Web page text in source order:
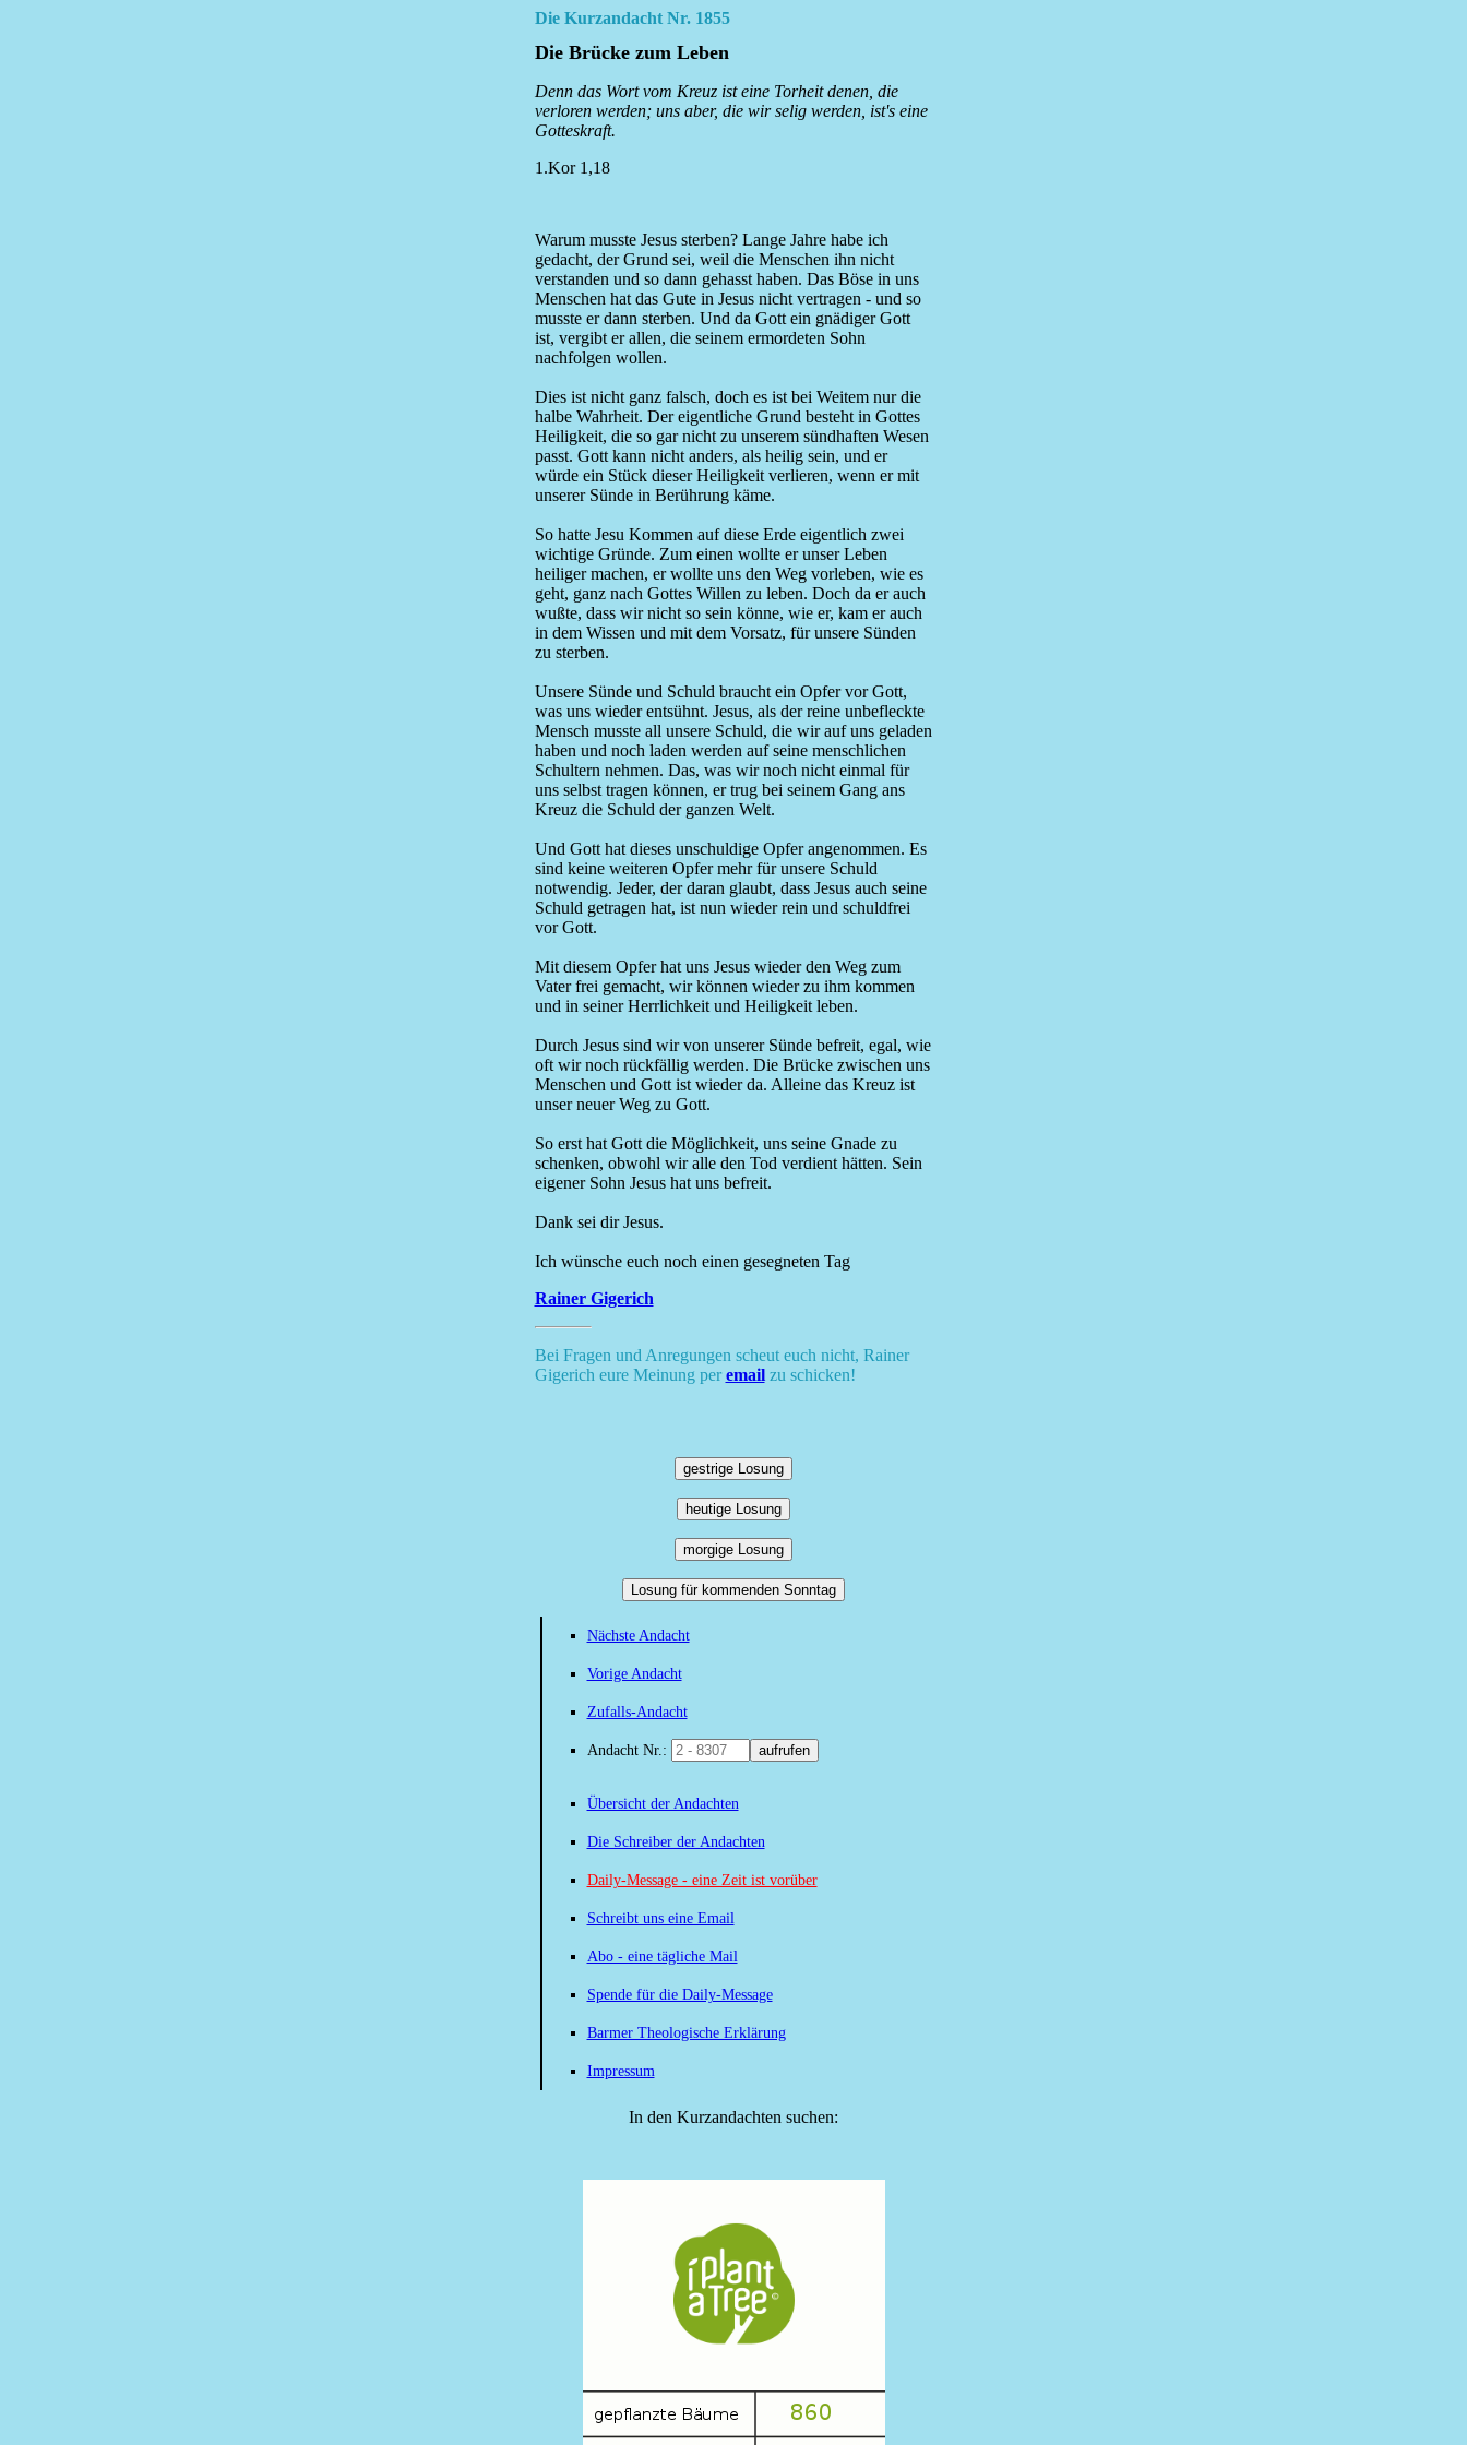
Die Kurzandacht Nr. 1855
Die Brücke zum Leben
Denn das Wort vom Kreuz ist eine Torheit denen, die
verloren werden; uns aber, die wir selig werden, ist's eine
Gotteskraft.
1.Kor 1,18
Warum musste Jesus sterben? Lange Jahre habe ich
gedacht, der Grund sei, weil die Menschen ihn nicht
verstanden und so dann gehasst haben. Das Böse in uns
Menschen hat das Gute in Jesus nicht vertragen - und so
musste er dann sterben. Und da Gott ein gnädiger Gott
ist, vergibt er allen, die seinem ermordeten Sohn
nachfolgen wollen.
Dies ist nicht ganz falsch, doch es ist bei Weitem nur die
halbe Wahrheit. Der eigentliche Grund besteht in Gottes
Heiligkeit, die so gar nicht zu unserem sündhaften Wesen
passt. Gott kann nicht anders, als heilig sein, und er
würde ein Stück dieser Heiligkeit verlieren, wenn er mit
unserer Sünde in Berührung käme.
So hatte Jesu Kommen auf diese Erde eigentlich zwei
wichtige Gründe. Zum einen wollte er unser Leben
heiliger machen, er wollte uns den Weg vorleben, wie es
geht, ganz nach Gottes Willen zu leben. Doch da er auch
wußte, dass wir nicht so sein könne, wie er, kam er auch
in dem Wissen und mit dem Vorsatz, für unsere Sünden
zu sterben.
Unsere Sünde und Schuld braucht ein Opfer vor Gott,
was uns wieder entsühnt. Jesus, als der reine unbefleckte
Mensch musste all unsere Schuld, die wir auf uns geladen
haben und noch laden werden auf seine menschlichen
Schultern nehmen. Das, was wir noch nicht einmal für
uns selbst tragen können, er trug bei seinem Gang ans
Kreuz die Schuld der ganzen Welt.
Und Gott hat dieses unschuldige Opfer angenommen. Es
sind keine weiteren Opfer mehr für unsere Schuld
notwendig. Jeder, der daran glaubt, dass Jesus auch seine
Schuld getragen hat, ist nun wieder rein und schuldfrei
vor Gott.
Mit diesem Opfer hat uns Jesus wieder den Weg zum
Vater frei gemacht, wir können wieder zu ihm kommen
und in seiner Herrlichkeit und Heiligkeit leben.
Durch Jesus sind wir von unserer Sünde befreit, egal, wie
oft wir noch rückfällig werden. Die Brücke zwischen uns
Menschen und Gott ist wieder da. Alleine das Kreuz ist
unser neuer Weg zu Gott.
So erst hat Gott die Möglichkeit, uns seine Gnade zu
schenken, obwohl wir alle den Tod verdient hätten. Sein
eigener Sohn Jesus hat uns befreit.
Dank sei dir Jesus.
Ich wünsche euch noch einen gesegneten Tag
Rainer Gigerich
Bei Fragen und Anregungen scheut euch nicht, Rainer
Gigerich eure Meinung peremailzu schicken!
gestrige Losung
heutige Losung
morgige Losung
Losung für kommenden Sonntag
Nächste Andacht
Vorige Andacht
Zufalls-Andacht
Andacht Nr.: aufrufen
Übersicht der Andachten
Die Schreiber der Andachten
Daily-Message - eine Zeit ist vorüber
Schreibt uns eine Email
Abo - eine tägliche Mail
Spende für die Daily-Message
Barmer Theologische Erklärung
Impressum
In den Kurzandachten suchen: